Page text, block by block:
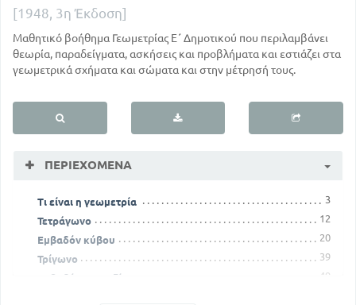
[1948, 3η Έκδοση]
Μαθητικό βοήθημα Γεωμετρίας Ε΄ Δημοτικού που περιλαμβάνει
θεωρία, παραδείγματα, ασκήσεις και προβλήματα και εστιάζει στα
γεωμετρικά σχήματα και σώματα και στην μέτρησή τους.
ΠΕΡΙΕΧΌΜΕΝΑ
Τι είναι η γεωμετρία
3
Τετράγωνο
12
Εμβαδόν κύβου
20
Τρίγωνο
39
Εμβαδόν τραπεζίου
49